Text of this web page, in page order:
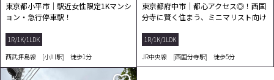
東京都小平市｜駅近女性限定1Kマンシ
ョン・急行停車駅！
1R/1K/1LDK
西武拝島線 [小川駅] 徒歩1分
東京都府中市｜都心アクセス◎！西国
分寺に賢く住まう、ミニマリスト向け
1R/1K/1LDK
JR中央線 [西国分寺駅] 徒歩5分